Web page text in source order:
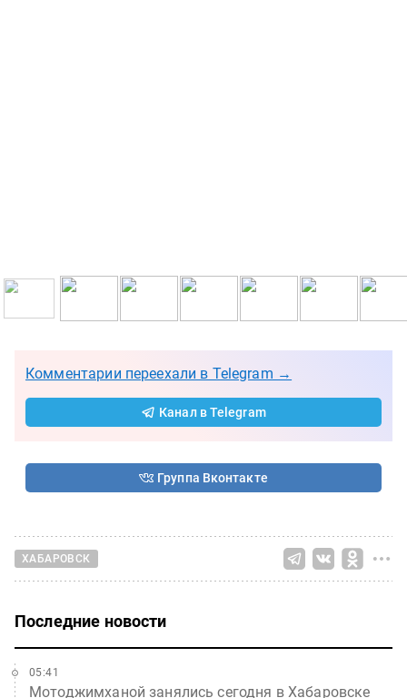
Комментарии переехали в Telegram →
Канал в Telegram
Группа Вконтакте
ХАБАРОВСК
Последние новости
Мотоджимханой занялись сегодня в Хабаровске
05:41